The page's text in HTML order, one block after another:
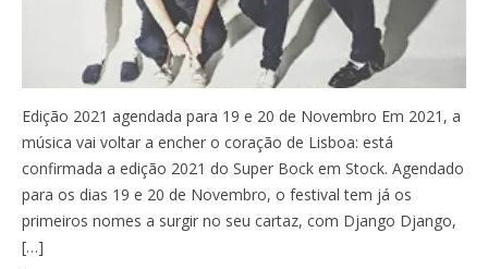
Edição 2021 agendada para 19 e 20 de Novembro Em 2021, a
música vai voltar a encher o coração de Lisboa: está
confirmada a edição 2021 do Super Bock em Stock. Agendado
para os dias 19 e 20 de Novembro, o festival tem já os
primeiros nomes a surgir no seu cartaz, com Django Django,
[…]